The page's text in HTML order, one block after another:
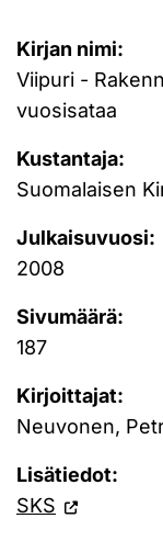
Kirjan nimi:
Viipuri -
vuosisataa
Kustantaja:
Suomalaisen
Julkaisuvuosi:
2008
Sivumäärä:
187
Kirjoittajat:
Neuvonen,
Lisätiedot:
SKS